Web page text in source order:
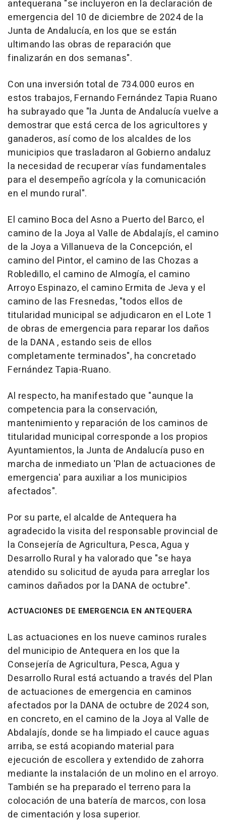
antequerana "se incluyeron en la declaración de
emergencia del 10 de diciembre de 2024 de la
Junta de Andalucía, en los que se están
ultimando las obras de reparación que
finalizarán en dos semanas".
Con una inversión total de 734.000 euros en
estos trabajos, Fernando Fernández Tapia Ruano
ha subrayado que "la Junta de Andalucía vuelve a
demostrar que está cerca de los agricultores y
ganaderos, así como de los alcaldes de los
municipios que trasladaron al Gobierno andaluz
la necesidad de recuperar vías fundamentales
para el desempeño agrícola y la comunicación
en el mundo rural".
El camino Boca del Asno a Puerto del Barco, el
camino de la Joya al Valle de Abdalajís, el camino
de la Joya a Villanueva de la Concepción, el
camino del Pintor, el camino de las Chozas a
Robledillo, el camino de Almogía, el camino
Arroyo Espinazo, el camino Ermita de Jeva y el
camino de las Fresnedas, "todos ellos de
titularidad municipal se adjudicaron en el Lote 1
de obras de emergencia para reparar los daños
de la DANA , estando seis de ellos
completamente terminados", ha concretado
Fernández Tapia-Ruano.
Al respecto, ha manifestado que "aunque la
competencia para la conservación,
mantenimiento y reparación de los caminos de
titularidad municipal corresponde a los propios
Ayuntamientos, la Junta de Andalucía puso en
marcha de inmediato un 'Plan de actuaciones de
emergencia' para auxiliar a los municipios
afectados".
Por su parte, el alcalde de Antequera ha
agradecido la visita del responsable provincial de
la Consejería de Agricultura, Pesca, Agua y
Desarrollo Rural y ha valorado que "se haya
atendido su solicitud de ayuda para arreglar los
caminos dañados por la DANA de octubre".
ACTUACIONES DE EMERGENCIA EN ANTEQUERA
Las actuaciones en los nueve caminos rurales
del municipio de Antequera en los que la
Consejería de Agricultura, Pesca, Agua y
Desarrollo Rural está actuando a través del Plan
de actuaciones de emergencia en caminos
afectados por la DANA de octubre de 2024 son,
en concreto, en el camino de la Joya al Valle de
Abdalajís, donde se ha limpiado el cauce aguas
arriba, se está acopiando material para
ejecución de escollera y extendido de zahorra
mediante la instalación de un molino en el arroyo.
También se ha preparado el terreno para la
colocación de una batería de marcos, con losa
de cimentación y losa superior.